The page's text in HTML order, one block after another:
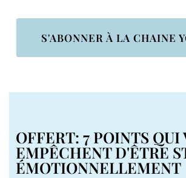
S'ABONNER À LA CHAINE
OFFERT: 7 POINTS QUI
EMPÊCHENT D'ÊTRE
ÉMOTIONNELLEMENT